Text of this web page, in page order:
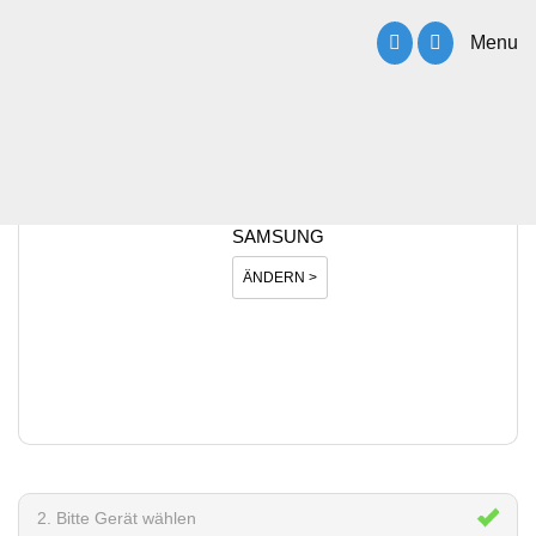
Menu
SAMSUNG
ÄNDERN >
2. Bitte Gerät wählen